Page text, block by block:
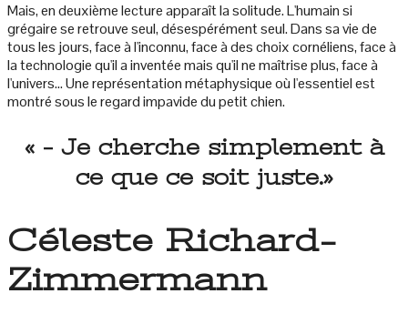
Mais, en deuxième lecture apparaît la solitude. L'humain si
grégaire se retrouve seul, désespérément seul. Dans sa vie de
tous les jours, face à l'inconnu, face à des choix cornéliens, face à
la technologie qu'il a inventée mais qu'il ne maîtrise plus, face à
l'univers... Une représentation métaphysique où l'essentiel est
montré sous le regard impavide du petit chien.
« – Je cherche simplement à
ce que ce soit juste.»
Céleste Richard-
Zimmermann